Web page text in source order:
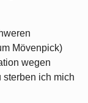
Mövenpick)
wegen
sterben ich mich